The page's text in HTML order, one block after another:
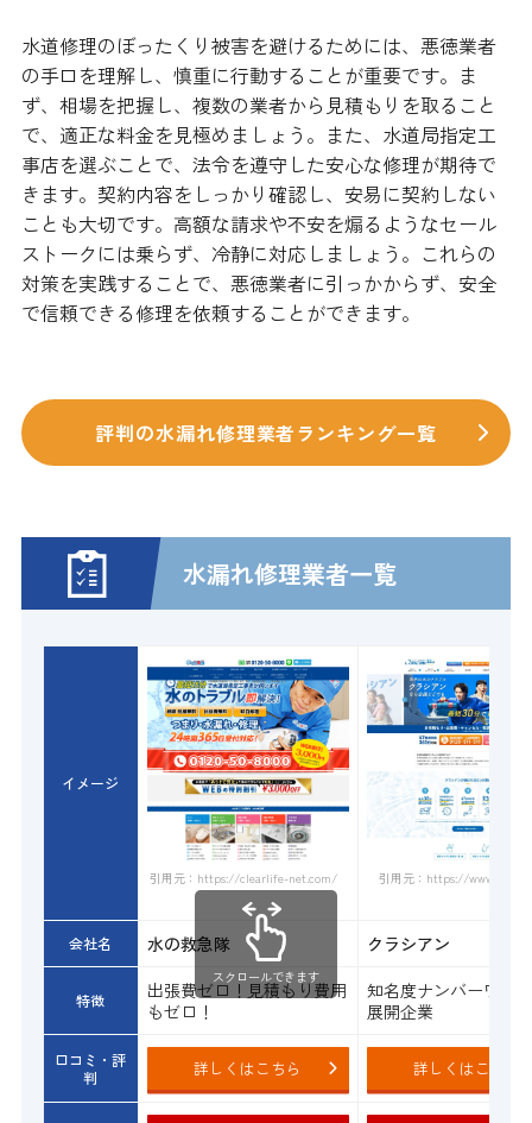
水道修理のぼったくり被害を避けるためには、悪徳業者
の手口を理解し、慎重に行動することが重要です。ま
ず、相場を把握し、複数の業者から見積もりを取ること
で、適正な料金を見極めましょう。また、水道局指定工
事店を選ぶことで、法令を遵守した安心な修理が期待で
きます。契約内容をしっかり確認し、安易に契約しない
ことも大切です。高額な請求や不安を煽るようなセール
ストークには乗らず、冷静に対応しましょう。これらの
対策を実践することで、悪徳業者に引っかからず、安全
で信頼できる修理を依頼することができます。
評判の水漏れ修理業者ランキング一覧
水漏れ修理業者一覧
イメージ
引用元：https://clearlife-net.com/ 引用元：https://
会社名 水の救急隊 クラシアン
特徴
出張費ゼロ！見積もり費用
もゼロ！
知名度ナンバーワン
展開企業
口コミ・評
判
詳しくはこちら 詳しくはこちら
スクロールできます